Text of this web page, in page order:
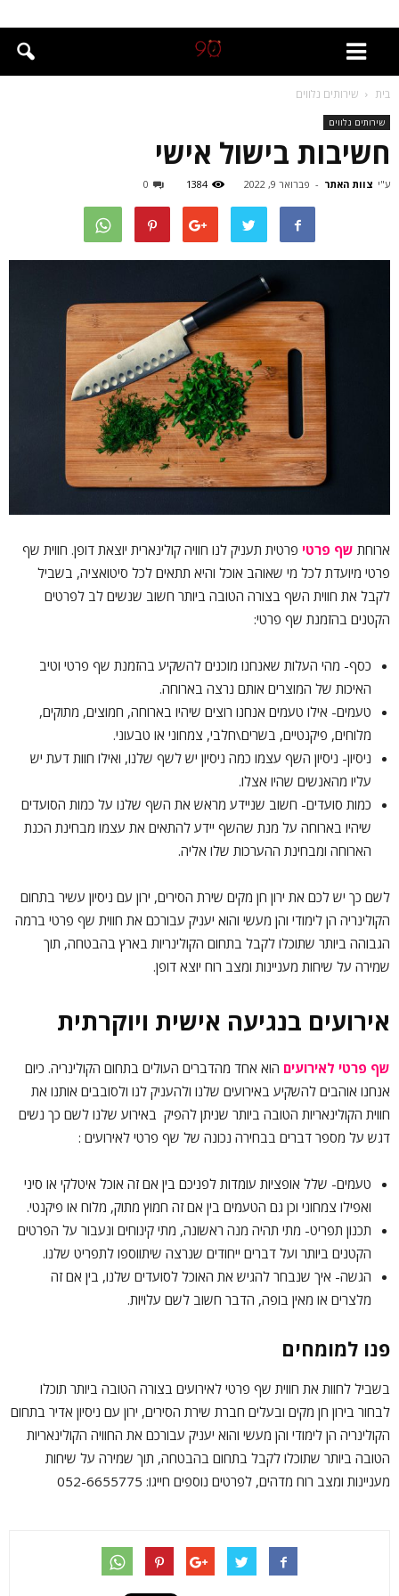
בית שירותים נלווים
שירותים נלווים
חשיבות בישול אישי
ע"י צוות האתר - פברואר 9, 2022 1384
0
ארוחת שף פרטי פרטית תעניק לנו חוויה קולינארית יוצאת דופן. חווית שף
פרטי מיועדת לכל מי שאוהב אוכל והיא תתאים לכל סיטואציה, בשביל
לקבל את חווית השף בצורה הטובה ביותר חשוב שנשים לב לפרטים
הקטנים בהזמנת שף פרטי:
כסף- מהי העלות שאנחנו מוכנים להשקיע בהזמנת שף פרטי וטיב
האיכות של המוצרים אותם נרצה בארוחה.
טעמים- אילו טעמים אנחנו רוצים שיהיו בארוחה, חמוצים, מתוקים,
מלוחים, פיקנטיים, בשרים\חלבי, צמחוני או טבעוני.
ניסיון- ניסיון השף עצמו כמה ניסיון יש לשף שלנו, ואילו חוות דעת יש
עליו מהאנשים שהיו אצלו.
כמות סועדים- חשוב שניידע מראש את השף שלנו על כמות הסועדים
שיהיו בארוחה על מנת שהשף יידע להתאים את עצמו מבחינת הכנת
הארוחה ומבחינת ההערכות שלו אליה.
לשם כך יש לכם את ירון חן מקים שירת הסירים, ירון עם ניסיון עשיר בתחום
הקולינריה הן לימודי והן מעשי והוא יעניק עבורכם את חווית שף פרטי ברמה
הגבוהה ביותר שתוכלו לקבל בתחום הקולינריות בארץ בהבטחה, תוך
שמירה על שיחות מעניינות ומצב רוח יוצא דופן.
אירועים בנגיעה אישית ויוקרתית
שף פרטי לאירועים הוא אחד מהדברים העולים בתחום הקולינריה. כיום
אנחנו אוהבים להשקיע באירועים שלנו ולהעניק לנו ולסובבים אותנו את
חווית הקולינאריות הטובה ביותר שניתן להפיק באירוע שלנו לשם כך נשים
דגש על מספר דברים בבחירה נכונה של שף פרטי לאירועים :
טעמים- שלל אופציות עומדות לפניכם בין אם זה אוכל איטלקי או סיני
ואפילו צמחוני וכן גם הטעמים בין אם זה חמוץ מתוק, מלוח או פיקנטי.
תכנון תפריט- מתי תהיה מנה ראשונה, מתי קינוחים ונעבור על הפרטים
הקטנים ביותר ועל דברים ייחודים שנרצה שיתווספו לתפריט שלנו.
הגשה- איך שנבחר להגיש את האוכל לסועדים שלנו, בין אם זה
מלצרים או מאין בופה, הדבר חשוב לשם עלויות.
פנו למומחים
בשביל לחוות את חווית שף פרטי לאירועים בצורה הטובה ביותר תוכלו
לבחור בירון חן מקים ובעלים חברת שירת הסירים, ירון עם ניסיון אדיר בתחום
הקולינריה הן לימודי והן מעשי והוא יעניק עבורכם את החוויה הקולינאריות
הטובה ביותר שתוכלו לקבל בתחום בהבטחה, תוך שמירה על שיחות
מעניינות ומצב רוח מדהים, לפרטים נוספים חייגו: 052-6655775